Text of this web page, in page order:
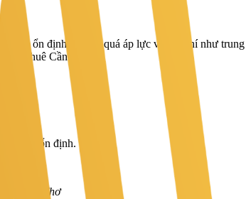
ổn định, không quá áp lực về chi phí như
thuê Cần Thơ.
việc ổn định.
49 Cần Thơ